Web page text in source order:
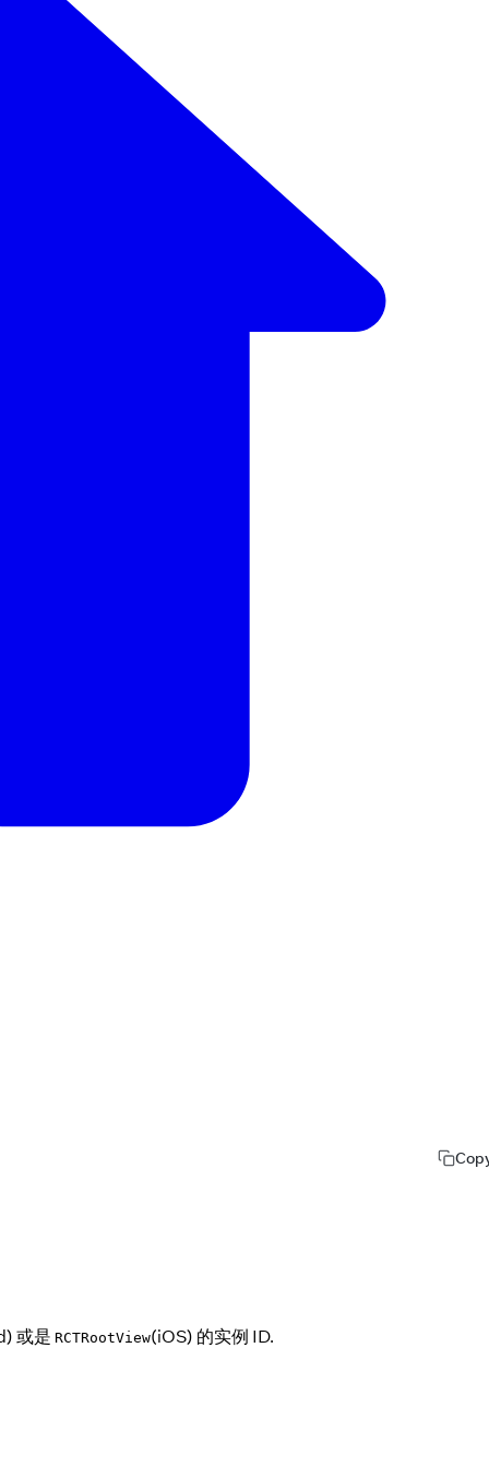
或是 RCTRootView(iOS) 的实例 ID.